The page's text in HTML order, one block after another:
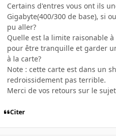
Certains d'entres vous ont ils
Gigabyte(400/300 de base), si
pu aller?
Quelle est la limite raisonable
pour être tranquille et garder
à la carte?
Note : cette carte est dans un
redroissidement pas terrible.
Merci de vos retours sur le
Citer